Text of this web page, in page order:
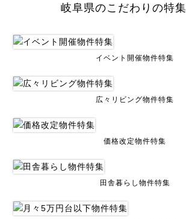
岐阜県のこだわりの特
イベント開催物件特集
広々リビング物件特集
価格改定物件特集
田舎暮らし物件特集